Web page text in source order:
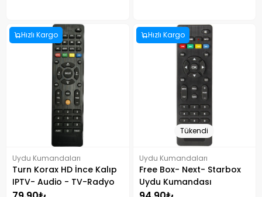
Hızlı Kargo
Uydu Kumandaları
Turn Korax HD İnce Kalıp
IPTV- Audio - TV-Radyo
Hızlı Kargo
Tükendi
Uydu Kumandaları
Free Box- Next- Starbox
Uydu Kumandası